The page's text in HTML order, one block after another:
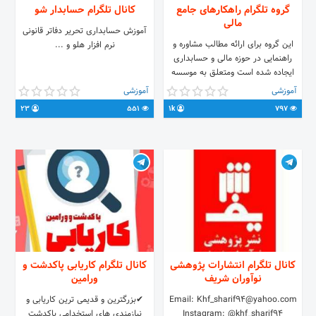
گروه تلگرام راهکارهای جامع
مالی
این گروه برای ارائه مطالب مشاوره و
راهنمایی در حوزه مالی و حسابداری
ایجاده شده است ومتعلق به موسسه
آموزشی و پژوهشی سام محاسب می
باشد. #آموزشی #مالی #سپیدار
#حسابداری #پشتیبانی
02143497 داخلی 301 و302
آموزشی
1k
کانال تلگرام حسابدار شو
آموزش حسابداری تحریر دفاتر قانونی
نرم افزار هلو و ...
آموزشی
کانال تلگرام انتشارات پژوهشی
نوآوران شریف
Email: Khf_sharif94@yahoo.com
کانال تلگرام کاریابی پاکدشت و
ورامین
✔بزرگترین و قدیمی ترین کاریابی و